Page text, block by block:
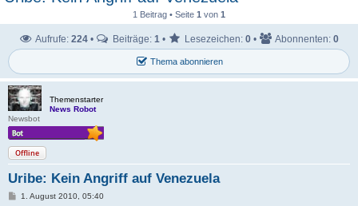
1 Beitrag • Seite 1 von 1
Thema abonnieren
Aufrufe: 224 • Beiträge: 1 • Lesezeichen: 0 • Abonnenten: 0
Themenstarter
News Robot
Newsbot
Offline
Uribe: Kein Angriff auf Venezuela
B1. August 2010, 05:40